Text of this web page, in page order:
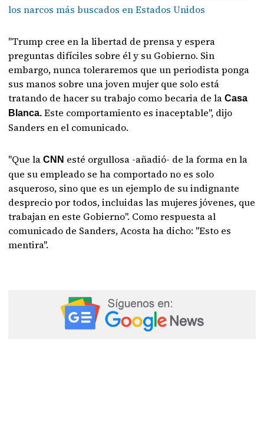
los narcos más buscados en Estados Unidos
"Trump cree en la libertad de prensa y espera
preguntas difíciles sobre él y su Gobierno. Sin
embargo, nunca toleraremos que un periodista ponga
sus manos sobre una joven mujer que solo está
tratando de hacer su trabajo como becaria de la Casa
Blanca. Este comportamiento es inaceptable", dijo
Sanders en el comunicado.
"Que la CNN esté orgullosa -añadió- de la forma en la
que su empleado se ha comportado no es solo
asqueroso, sino que es un ejemplo de su indignante
desprecio por todos, incluidas las mujeres jóvenes, que
trabajan en este Gobierno". Como respuesta al
comunicado de Sanders, Acosta ha dicho: "Esto es
mentira".